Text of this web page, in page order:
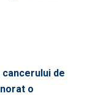
de
o